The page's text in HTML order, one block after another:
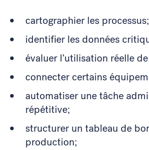
cartographier les processus;
identifier les données
évaluer l’utilisation réelle de
connecter certains
automatiser une tâche
répétitive;
structurer un tableau de
production;